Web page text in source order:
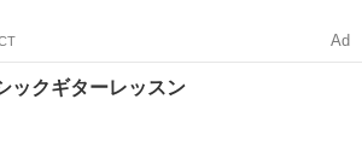
Ad
ックギターレッスン